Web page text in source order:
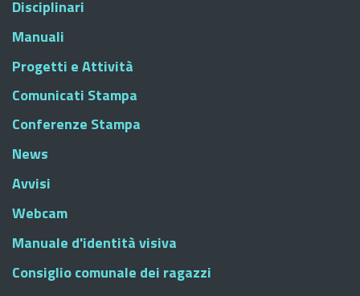
Disciplinari
Manuali
Progetti e Attività
Comunicati Stampa
Conferenze Stampa
News
Avvisi
Webcam
Manuale d'identità visiva
Consiglio comunale dei ragazzi